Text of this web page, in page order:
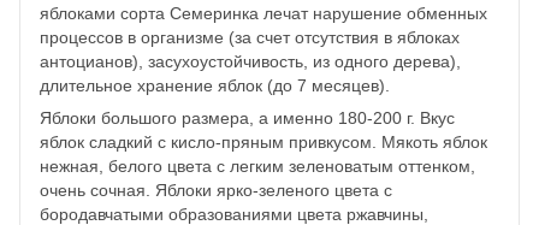
яблоками сорта Семеринка лечат нарушение обменных
процессов в организме (за счет отсутствия в яблоках
антоцианов), засухоустойчивость, из одного дерева),
длительное хранение яблок (до 7 месяцев).
Яблоки большого размера, а именно 180-200 г. Вкус
яблок сладкий с кисло-пряным привкусом. Мякоть яблок
нежная, белого цвета с легким зеленоватым оттенком,
очень сочная. Яблоки ярко-зеленого цвета с
бородавчатыми образованиями цвета ржавчины,